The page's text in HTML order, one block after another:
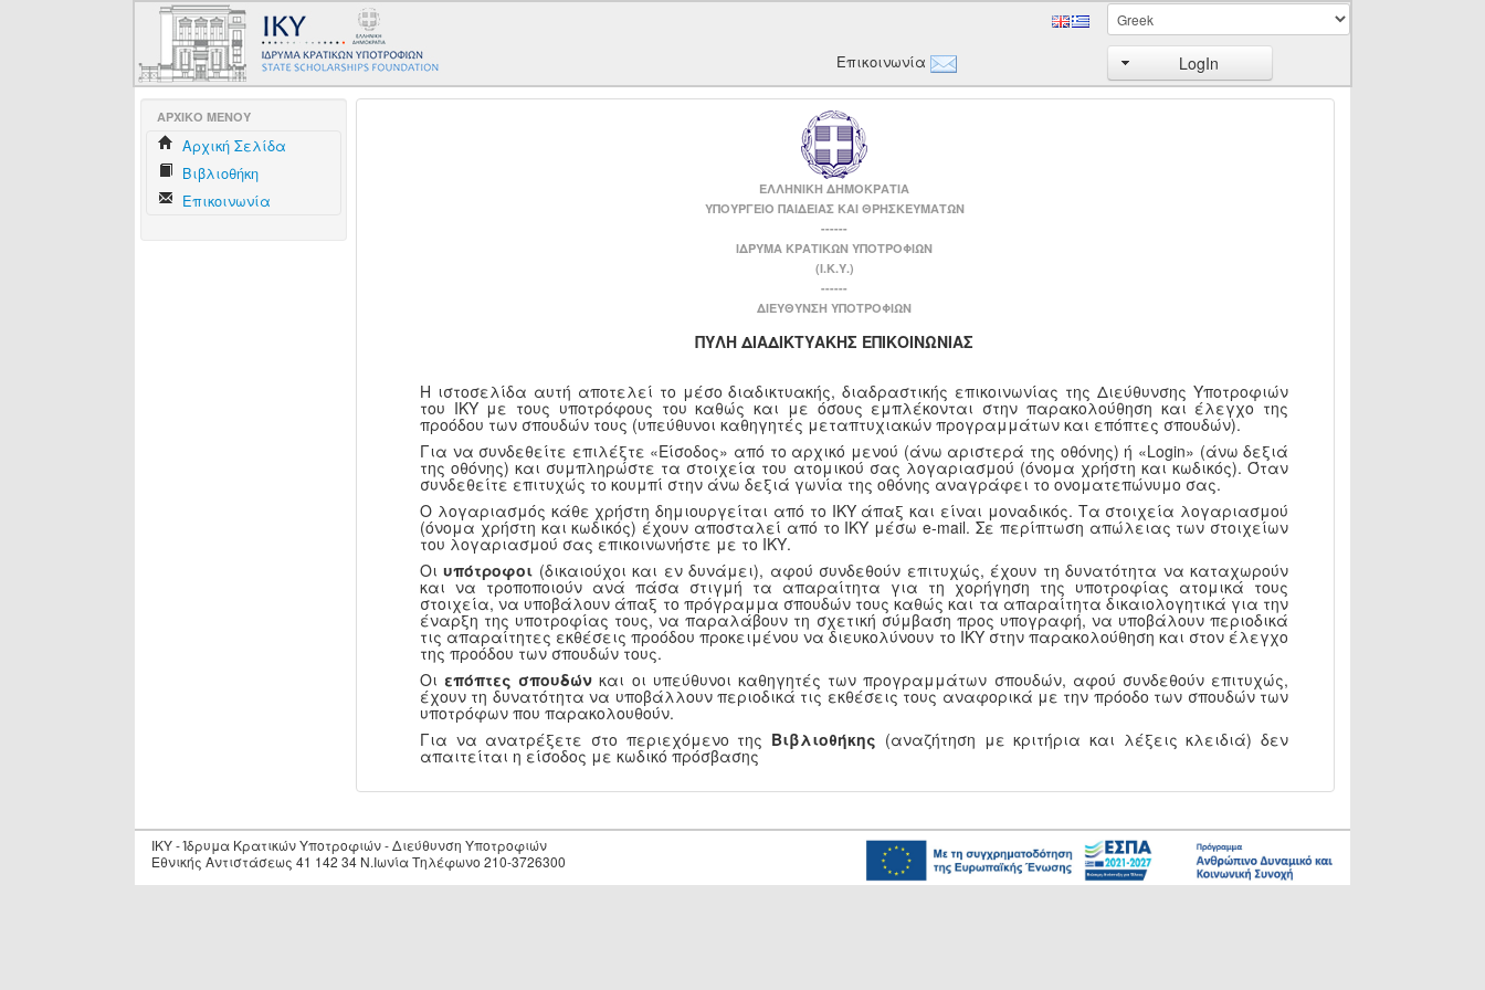
LogIn
Επικοινωνία
AΡΧΙΚΟ ΜΕΝΟΥ
Aρχική Σελίδα
Βιβλιοθήκη
Επικοινωνία
ΕΛΛΗΝΙΚΗ ΔΗΜΟΚΡΑΤΙΑ
ΥΠΟΥΡΓΕΙΟ ΠΑΙΔΕΙΑΣ ΚΑΙ ΘΡΗΣΚΕΥΜΑΤΩΝ
------
ΙΔΡΥΜΑ ΚΡΑΤΙΚΩΝ ΥΠΟΤΡΟΦΙΩΝ
(Ι.Κ.Υ.)
------
ΔΙΕΥΘΥΝΣΗ ΥΠΟΤΡΟΦΙΩΝ
ΠΥΛΗ ΔΙΑΔΙΚΤΥΑΚΗΣ ΕΠΙΚΟΙΝΩΝΙΑΣ
Η ιστοσελίδα αυτή αποτελεί το μέσο διαδικτυακής, διαδραστικής επικοινωνίας της Διεύθυνσης Υποτροφιών
του ΙΚΥ με τους υποτρόφους του καθώς και με όσους εμπλέκονται στην παρακολούθηση και έλεγχο της
προόδου των σπουδών τους (υπεύθυνοι καθηγητές μεταπτυχιακών προγραμμάτων και επόπτες σπουδών).
Για να συνδεθείτε επιλέξτε «Είσοδος» από το αρχικό μενού (άνω αριστερά της οθόνης) ή «Login» (άνω δεξιά
της οθόνης) και συμπληρώστε τα στοιχεία του ατομικού σας λογαριασμού (όνομα χρήστη και κωδικός). Όταν
συνδεθείτε επιτυχώς το κουμπί στην άνω δεξιά γωνία της οθόνης αναγράφει το ονοματεπώνυμο σας.
Ο λογαριασμός κάθε χρήστη δημιουργείται από το ΙΚΥ άπαξ και είναι μοναδικός. Τα στοιχεία λογαριασμού
(όνομα χρήστη και κωδικός) έχουν αποσταλεί από το ΙΚΥ μέσω e-mail. Σε περίπτωση απώλειας των στοιχείων
του λογαριασμού σας επικοινωνήστε με το ΙΚΥ.
Οιυπότροφοι (δικαιούχοι και εν δυνάμει), αφού συνδεθούν επιτυχώς, έχουν τη δυνατότητα να καταχωρούν
και να τροποποιούν ανά πάσα στιγμή τα απαραίτητα για τη χορήγηση της υποτροφίας ατομικά τους
στοιχεία, να υποβάλουν άπαξ το πρόγραμμα σπουδών τους καθώς και τα απαραίτητα δικαιολογητικά για την
έναρξη της υποτροφίας τους, να παραλάβουν τη σχετική σύμβαση προς υπογραφή, να υποβάλουν περιοδικά
τις απαραίτητες εκθέσεις προόδου προκειμένου να διευκολύνουν το ΙΚΥ στην παρακολούθηση και στον έλεγχο
της προόδου των σπουδών τους.
Οι επόπτες σπουδών και οι υπεύθυνοι καθηγητές των προγραμμάτων σπουδών, αφού συνδεθούν επιτυχώς,
έχουν τη δυνατότητα να υποβάλλουν περιοδικά τις εκθέσεις τους αναφορικά με την πρόοδο των σπουδών των
υποτρόφων που παρακολουθούν.
Για να ανατρέξετε στο περιεχόμενο της Βιβλιοθήκης (αναζήτηση με κριτήρια και λέξεις κλειδιά) δεν
απαιτείται η είσοδος με κωδικό πρόσβασης
IKY - Ίδρυμα Κρατικών Υποτροφιών - Διεύθυνση Υποτροφιών
Εθνικής Αντιστάσεως 41 142 34 Ν.Ιωνία Τηλέφωνο 210-3726300